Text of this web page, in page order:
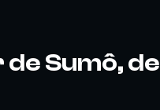
de Sumô, de